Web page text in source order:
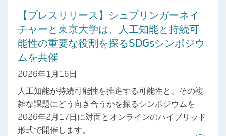
【プレスリリース】シュプリンガーネイ
チャーと東京大学は、人工知能と持続可
能性の重要な役割を探るSDGsシンポジウ
ムを共催
2026年1月16日
人工知能が持続可能性を推進する可能性と、その複
雑な課題にどう向き合うかを探るシンポジウムを
2026年2月17日に対面とオンラインのハイブリッド
形式で開催します。